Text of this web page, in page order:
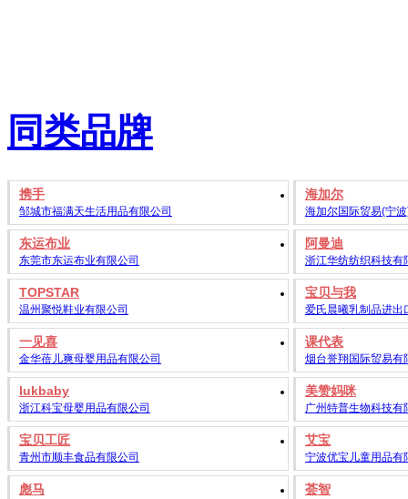
同类品牌
携手
邹城市福满天生活用品有限公司
海加尔
海加尔国际贸易(宁
东运布业
东莞市东运布业有限公司
阿曼迪
浙江华纺纺织科技有
TOPSTAR
温州聚悦鞋业有限公司
宝贝与我
爱氏晨曦乳制品进出
一见喜
金华蓓儿爽母婴用品有限公司
课代表
烟台誉翔国际贸易有
lukbaby
浙江科宝母婴用品有限公司
美赞妈咪
广州特普生物科技有
宝贝工匠
青州市顺丰食品有限公司
艾宝
宁波优宝儿童用品有
彪马 荟智